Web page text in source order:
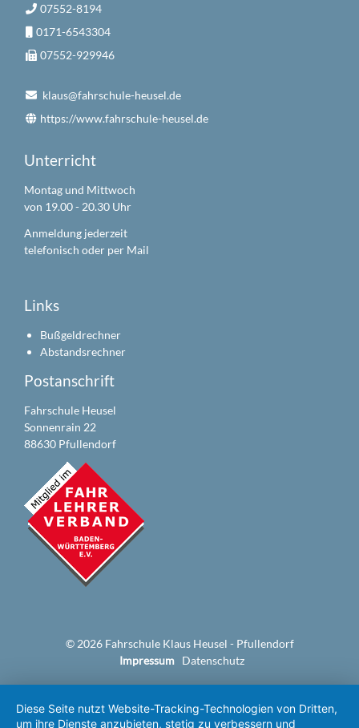
07552-8194
0171-6543304
07552-929946
klaus@fahrschule-heusel.de
https://www.fahrschule-heusel.de
Unterricht
Montag und Mittwoch
von 19.00 - 20.30 Uhr
Anmeldung jederzeit
telefonisch oder per Mail
Links
Bußgeldrechner
Abstandsrechner
Postanschrift
Fahrschule Heusel
Sonnenrain 22
88630 Pfullendorf
© 2026 Fahrschule Klaus Heusel - Pfullendorf
Navigation
Impressum Datenschutz
Diese Seite nutzt Website-Tracking-Technologien von Dritten,
um ihre Dienste anzubieten, stetig zu verbessern und